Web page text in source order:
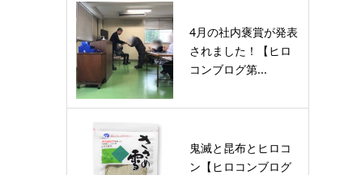
4月の社内褒賞が発表
されました！【ヒロ
コンブログ第...
鬼滅と昆布とヒロコ
ン【ヒロコンブログ